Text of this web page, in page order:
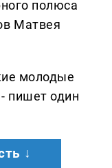
полюса
Матвея
молодые
пишет один
↓